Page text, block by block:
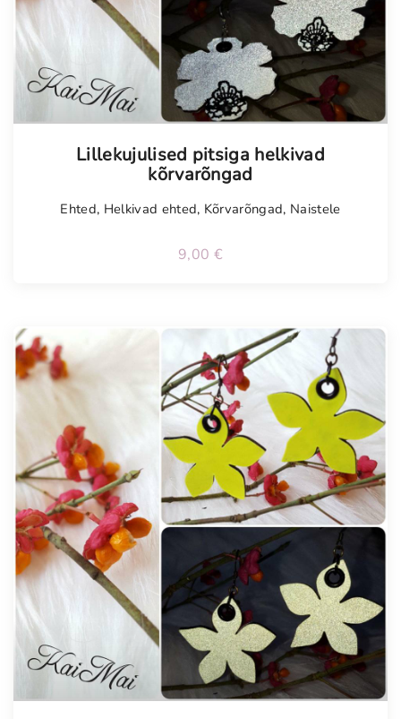
Lillekujulised pitsiga helkivad
kõrvarõngad
Ehted, Helkivad ehted, Kõrvarõngad, Naistele
9,00 €